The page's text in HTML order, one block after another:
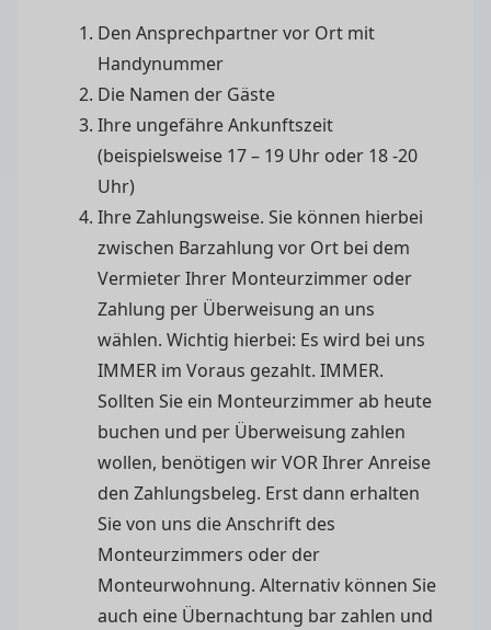
Den Ansprechpartner vor Ort mit
Handynummer
Die Namen der Gäste
Ihre ungefähre Ankunftszeit
(beispielsweise 17 – 19 Uhr oder 18 -20
Uhr)
Ihre Zahlungsweise. Sie können hierbei
zwischen Barzahlung vor Ort bei dem
Vermieter Ihrer Monteurzimmer oder
Zahlung per Überweisung an uns
wählen. Wichtig hierbei: Es wird bei uns
IMMER im Voraus gezahlt. IMMER.
Sollten Sie ein Monteurzimmer ab heute
buchen und per Überweisung zahlen
wollen, benötigen wir VOR Ihrer Anreise
den Zahlungsbeleg. Erst dann erhalten
Sie von uns die Anschrift des
Monteurzimmers oder der
Monteurwohnung. Alternativ können Sie
auch eine Übernachtung bar zahlen und